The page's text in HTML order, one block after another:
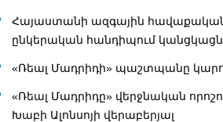
Հայաստանի ազգային
ընկերական հանդիպում
«Ռեալ Մադրիդի» պաշտպանը կարող
«Ռեալ Մադրիդը» վերջնական
Խաբի Ալոնսոյի վերաբերյալ